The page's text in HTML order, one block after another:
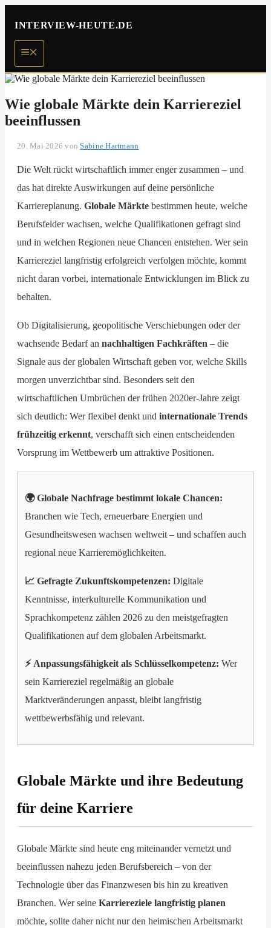
Inhalt
springen
INTERVIEW-HEUTE.DE
Menü
Wie globale Märkte dein Karriereziel
beeinflussen
20. Mai 2026 vonSabine Hartmann
Die Welt rückt wirtschaftlich immer enger zusammen – und
das hat direkte Auswirkungen auf deine persönliche
Karriereplanung. Globale Märkte bestimmen heute, welche
Berufsfelder wachsen, welche Qualifikationen gefragt sind
und in welchen Regionen neue Chancen entstehen. Wer sein
Karriereziel langfristig erfolgreich verfolgen möchte, kommt
nicht daran vorbei, internationale Entwicklungen im Blick zu
behalten.
Ob Digitalisierung, geopolitische Verschiebungen oder der
wachsende Bedarf an nachhaltigen Fachkräften – die
Signale aus der globalen Wirtschaft geben vor, welche Skills
morgen unverzichtbar sind. Besonders seit den
wirtschaftlichen Umbrüchen der frühen 2020er-Jahre zeigt
sich deutlich: Wer flexibel denkt und internationale Trends
frühzeitig erkennt, verschafft sich einen entscheidenden
Vorsprung im Wettbewerb um attraktive Positionen.
🌍 Globale Nachfrage bestimmt lokale Chancen:
Branchen wie Tech, erneuerbare Energien und
Gesundheitswesen wachsen weltweit – und schaffen auch
regional neue Karrieremöglichkeiten.
📈 Gefragte Zukunftskompetenzen: Digitale
Kenntnisse, interkulturelle Kommunikation und
Sprachkompetenz zählen 2026 zu den meistgefragten
Qualifikationen auf dem globalen Arbeitsmarkt.
⚡ Anpassungsfähigkeit als Schlüsselkompetenz: Wer
sein Karriereziel regelmäßig an globale
Marktveränderungen anpasst, bleibt langfristig
wettbewerbsfähig und relevant.
Globale Märkte und ihre Bedeutung
für deine Karriere
Globale Märkte sind heute eng miteinander vernetzt und
beeinflussen nahezu jeden Berufsbereich – von der
Technologie über das Finanzwesen bis hin zu kreativen
Branchen. Wer seine Karriereziele langfristig planen
möchte, sollte daher nicht nur den heimischen Arbeitsmarkt